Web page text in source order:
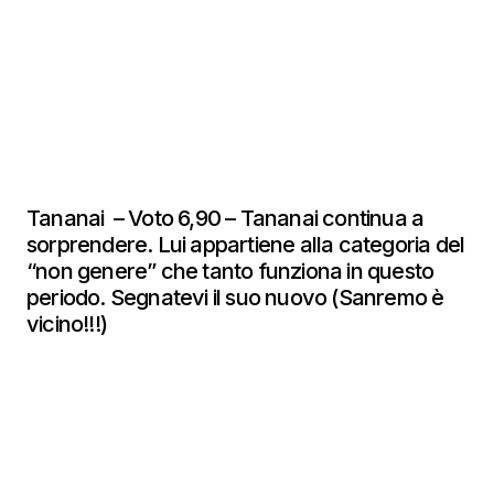
Tananai – Voto 6,90 – Tananai continua a
sorprendere. Lui appartiene alla categoria del
“non genere” che tanto funziona in questo
periodo. Segnatevi il suo nuovo (Sanremo è
vicino!!!)